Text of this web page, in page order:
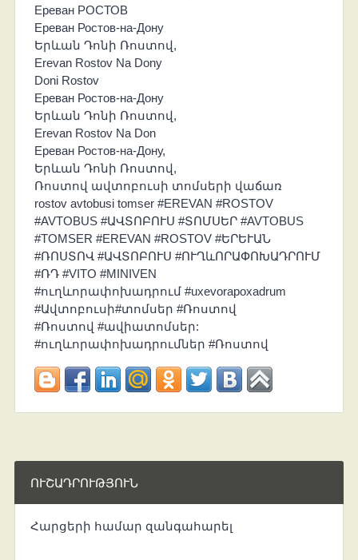
Ереван РОСТОВ
Ереван Ростов-на-Дону
Երևան Դոնի Ռոստով,
Erevan Rostov Na Dony
Doni Rostov
Ереван Ростов-на-Дону
Երևան Դոնի Ռոստով,
Erevan Rostov Na Don
Ереван Ростов-на-Дону,
Երևան Դոնի Ռոստով,
Ռոստով ավտոբուսի տոմսերի վաճառ
rostov avtobusi tomser #EREVAN #ROSTOV
#AVTOBUS #ԱՎՏՈԲՈՒՍ #ՏՈՄՍԵՐ #AVTOBUS
#TOMSER #EREVAN #ROSTOV #ԵՐԵՒԱՆ
#ՌՈՍՏՈՎ #ԱՎՏՈԲՈՒՍ #ՈՒՂևՈՐԱՓՈԽԱԴՐՈՒՄ
#ՌԴ #VITO #MINIVEN
#ուղևորափոխադրում #uxevorapoxadrum
#Ավտոբուսի#տոմսեր #Ռոստով
#Ռոստով #ավիատոմսեր:
#ուղևորափոխադրումներ #Ռոստով
ՈՒՇԱԴՐՈՒԹՅՈՒՆ
Հարցերի համար զանգահարել